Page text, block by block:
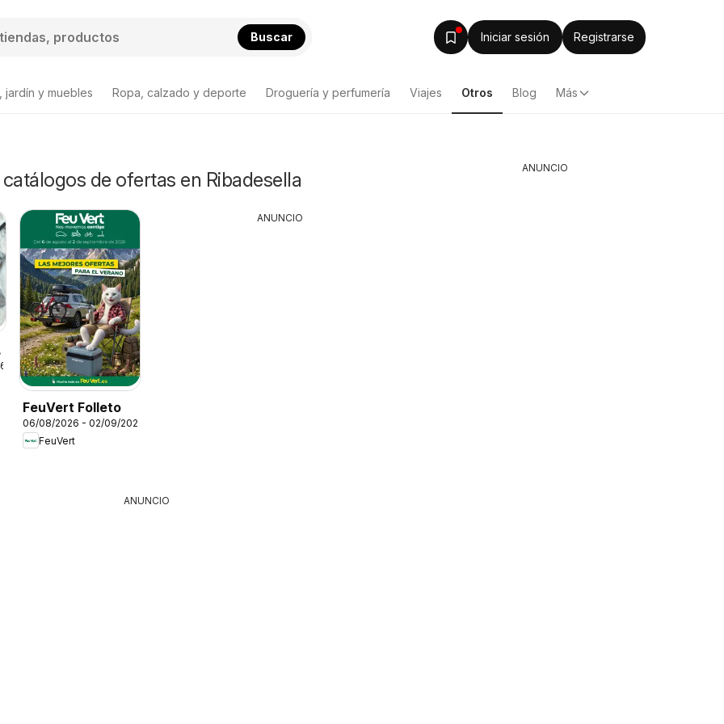
Buscar Iniciar sesión Registrarse
jardín y muebles Ropa, calzado y deporte Droguería y perfumería Viajes Otros Blog Más
de ofertas en Ribadesella
FeuVert Folleto
06/08/2026 - 02/09/2026
FeuVert
ANUNCIO
ANUNCIO
ANUNCIO